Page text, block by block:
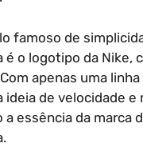
famoso de
é o logotipo da Nike,
apenas uma linha
ideia de velocidade e
a essência da marca